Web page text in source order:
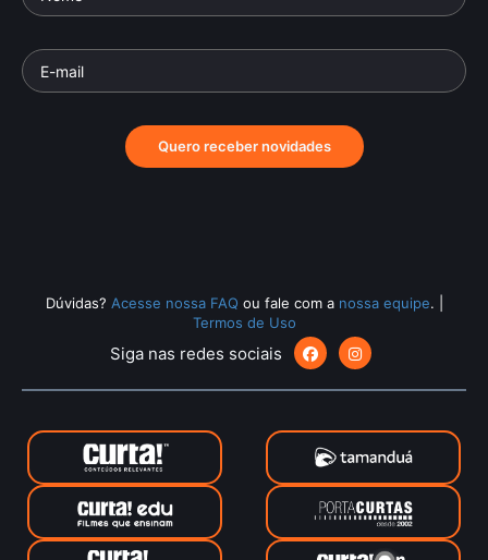
Quero receber novidades
Dúvidas? Acesse nossa FAQ ou fale com a nossa equipe.
Termos de Uso
Siga nas redes sociais